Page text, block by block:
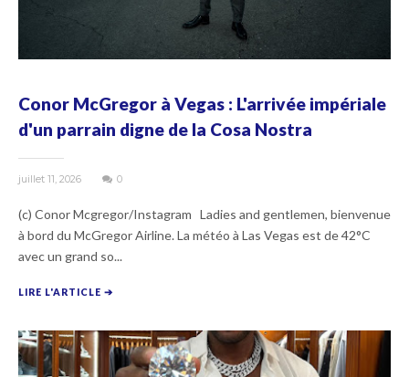
Conor McGregor à Vegas : L'arrivée impériale
d'un parrain digne de la Cosa Nostra
juillet 11, 2026 0
(c) Conor Mcgregor/Instagram Ladies and gentlemen, bienvenue
à bord du McGregor Airline. La météo à Las Vegas est de 42°C
avec un grand so...
LIRE L'ARTICLE ➔